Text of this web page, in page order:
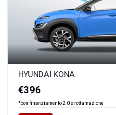
HYUNDAI KONA
€396
*con finanziamento 2.0 e rottamazione